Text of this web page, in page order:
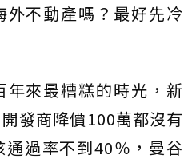
外不動產嗎？最好先冷
年來最糟糕的時光，新
發商降價100萬都沒有
過率不到40％，曼谷